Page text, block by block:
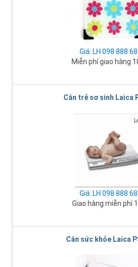
Giá: LH 098 888
Miễn phí giao hàng
Cân trẻ sơ sinh Laica
Giá: LH 098 888
Giao hàng miễn phí
Cân sức khỏe Laica